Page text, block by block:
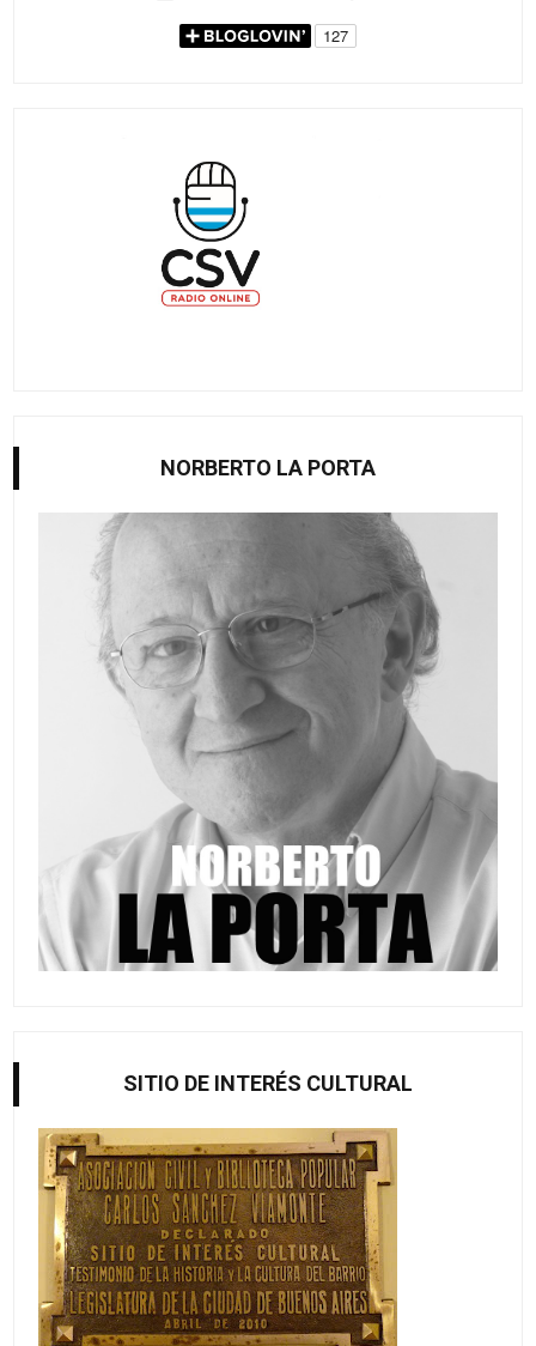
NORBERTO LA PORTA
SITIO DE INTERÉS CULTURAL